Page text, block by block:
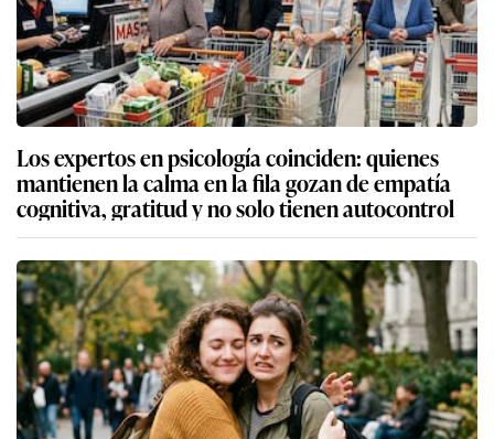
Los expertos en psicología coinciden: quienes
mantienen la calma en la fila gozan de empatía
cognitiva, gratitud y no solo tienen autocontrol